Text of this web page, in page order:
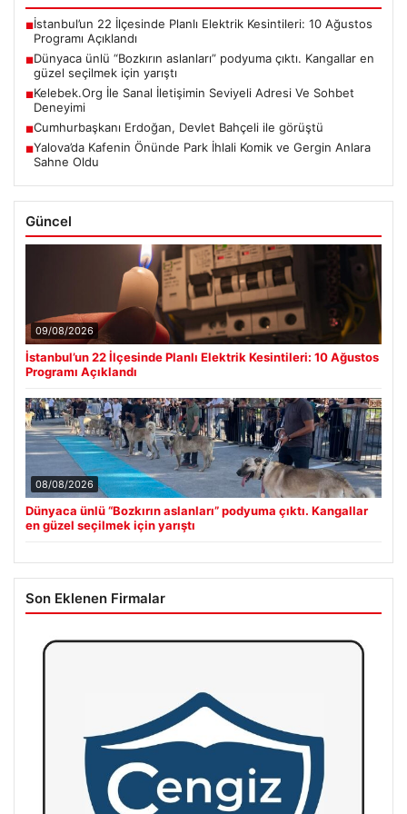
■İstanbul’un 22 İlçesinde Planlı Elektrik Kesintileri: 10 Ağustos
Programı Açıklandı
■Dünyaca ünlü “Bozkırın aslanları” podyuma çıktı. Kangallar en
güzel seçilmek için yarıştı
■Kelebek.Org İle Sanal İletişimin Seviyeli Adresi Ve Sohbet
Deneyimi
■Cumhurbaşkanı Erdoğan, Devlet Bahçeli ile görüştü
■Yalova’da Kafenin Önünde Park İhlali Komik ve Gergin Anlara
Sahne Oldu
Güncel
09/08/2026
İstanbul’un 22 İlçesinde Planlı Elektrik Kesintileri: 10 Ağustos
Programı Açıklandı
08/08/2026
Dünyaca ünlü “Bozkırın aslanları” podyuma çıktı. Kangallar
en güzel seçilmek için yarıştı
Son Eklenen Firmalar